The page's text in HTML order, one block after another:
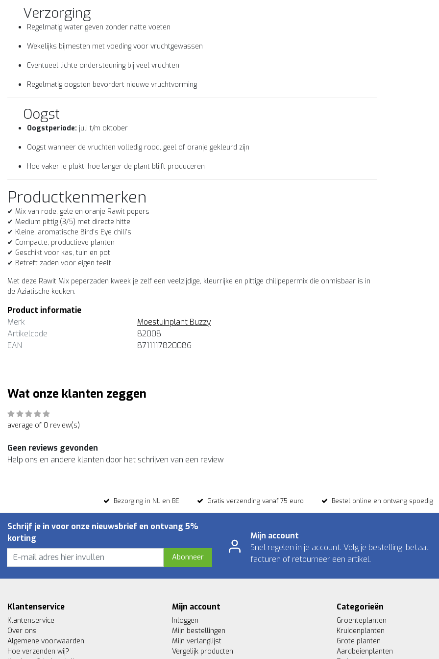
Verzorging
Regelmatig water geven zonder natte voeten
Wekelijks bijmesten met voeding voor vruchtgewassen
Eventueel lichte ondersteuning bij veel vruchten
Regelmatig oogsten bevordert nieuwe vruchtvorming
Oogst
Oogstperiode: juli t/m oktober
Oogst wanneer de vruchten volledig rood, geel of oranje gekleurd zijn
Hoe vaker je plukt, hoe langer de plant blijft produceren
Productkenmerken
✔ Mix van rode, gele en oranje Rawit pepers
✔ Medium pittig (3/5) met directe hitte
✔ Kleine, aromatische Bird’s Eye chili’s
✔ Compacte, productieve planten
✔ Geschikt voor kas, tuin en pot
✔ Betreft zaden voor eigen teelt
Met deze Rawit Mix peperzaden kweek je zelf een veelzijdige, kleurrijke en pittige chilipepermix die onmisbaar is in
de Aziatische keuken.
Product informatie
Merk
Moestuinplant Buzzy
Artikelcode
82008
EAN
8711117820086
Wat onze klanten zeggen
average of 0 review(s)
Geen reviews gevonden
Help ons en andere klanten door het schrijven van een review
Bezorging in NL en BE Gratis verzending vanaf 75 euro Bestel online en ontvang spoedig
Schrijf je in voor onze nieuwsbrief en ontvang 5%
korting
Abonneer
Mijn account
Snel regelen in je account. Volg je bestelling, betaal
facturen of retourneer een artikel.
Klantenservice
Klantenservice
Over ons
Algemene voorwaarden
Hoe verzenden wij?
Mijn account
Inloggen
Mijn bestellingen
Mijn verlanglijst
Vergelijk producten
Categorieën
Groenteplanten
Kruidenplanten
Grote planten
Aardbeienplanten